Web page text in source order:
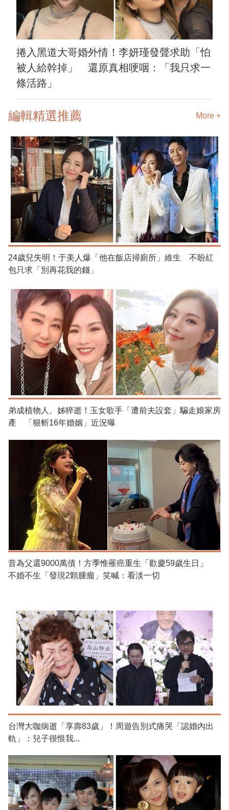
捲入黑道大哥婚外情！李妍瑾發聲求助「怕
被人給幹掉」 還原真相哽咽：「我只求一
條活路」
編輯精選推薦 More +
24歲兒失明！于美人爆「他在飯店掃廁所」維生 不盼紅
包只求「別再花我的錢」
弟成植物人、姊猝逝！玉女歌手「遭前夫設套」騙走娘家房
產 「狠斬16年婚姻」近況曝
昔為父還9000萬債！方季惟罹癌重生「歡慶59歲生日」
不婚不生「發現2顆腫瘤」笑喊：看淡一切
台灣大咖病逝「享壽83歲」！周遊告別式痛哭「認婚內出
軌」：兒子很恨我...